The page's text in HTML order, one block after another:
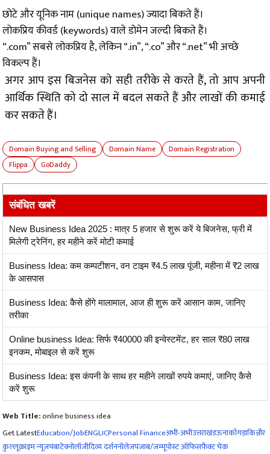
छोटे और यूनिक नाम (unique names) ज्यादा बिकते हैं।
लोकप्रिय कीवर्ड (keywords) वाले डोमेन जल्दी बिकते हैं।
“.com” सबसे लोकप्रिय है, लेकिन “.in”, “.co” और “.net” भी अच्छे
विकल्प हैं।
अगर आप इस बिजनेस को सही तरीके से करते हैं, तो आप अपनी
आर्थिक स्थिति को दो साल में बदल सकते हैं और लाखों की कमाई
कर सकते हैं।
Domain Buying and Selling Domain Name
Domain Registration
Flippa
GoDaddy
संबंधित खबरें
New Business Idea 2025 : मात्र 5 हजार से शुरू करें ये बिजनेस, फ्री में
मिलेगी ट्रेनिंग, हर महीने करें मोटी कमाई
Business Idea: कम कम्पटीशन, वन टाइम ₹4.5 लाख पूंजी, महीना में ₹2 लाख
के आसपास
Business Idea: कैसे होंगे मालामाल, आज ही शुरू करें आसान काम, जानिए
तरीका
Online business Idea: सिर्फ ₹40000 की इन्वेस्टमेंट, हर साल ₹80 लाख
इनकम, मोबाइल से करें शुरू
Business Idea: इस कंपनी के साथ हर महीने लाखों रुपये कमाएं, जानिए कैसे
करें शुरू
Web Title:online business idea
Get LatestEducation/JobENGLICPersonal Financeअभी-अभीउत्तराखंडऊनाकाँगड़ाकिन्नौर
कुल्लूक्राइम न्यूजचंबाटेक्नोलॉजीदिव्य दर्शननॉलेजपंजाब/जम्मूपोस्ट ऑफिसफ़ैक्ट चेक